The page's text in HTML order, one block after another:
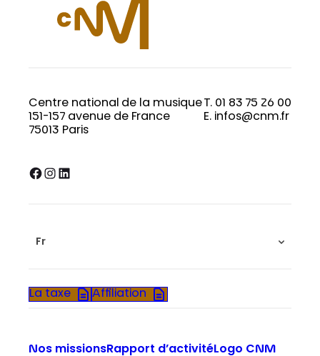
Centre national de la musique
151-157 avenue de France
75013 Paris
T. 01 83 75 26 00
E. infos@cnm.fr
Facebook InstagramLinkedIn
Fr
La taxe Affiliation
Nos missionsRapport d’activitéLogo CNM